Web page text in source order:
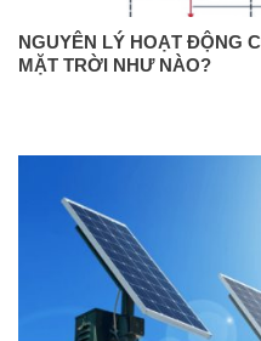
NGUYÊN LÝ HOẠT ĐỘNG
MẶT TRỜI NHƯ NÀO?